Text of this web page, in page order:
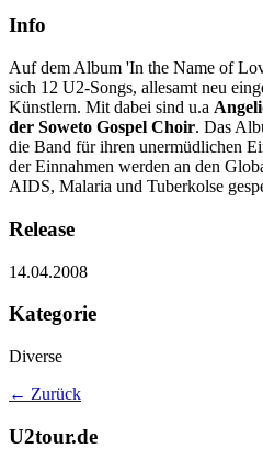
Info
Auf dem Album 'In the Name of
sich 12 U2-Songs, allesamt neu
Künstlern. Mit dabei sind u.a
der Soweto Gospel Choir. Das
die Band für ihren unermüdlichen
der Einnahmen werden an den
AIDS, Malaria und Tuberkolse
Release
14.04.2008
Kategorie
Diverse
← Zurück
U2tour.de